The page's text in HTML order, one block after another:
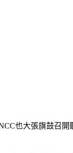
也大張旗鼓召開